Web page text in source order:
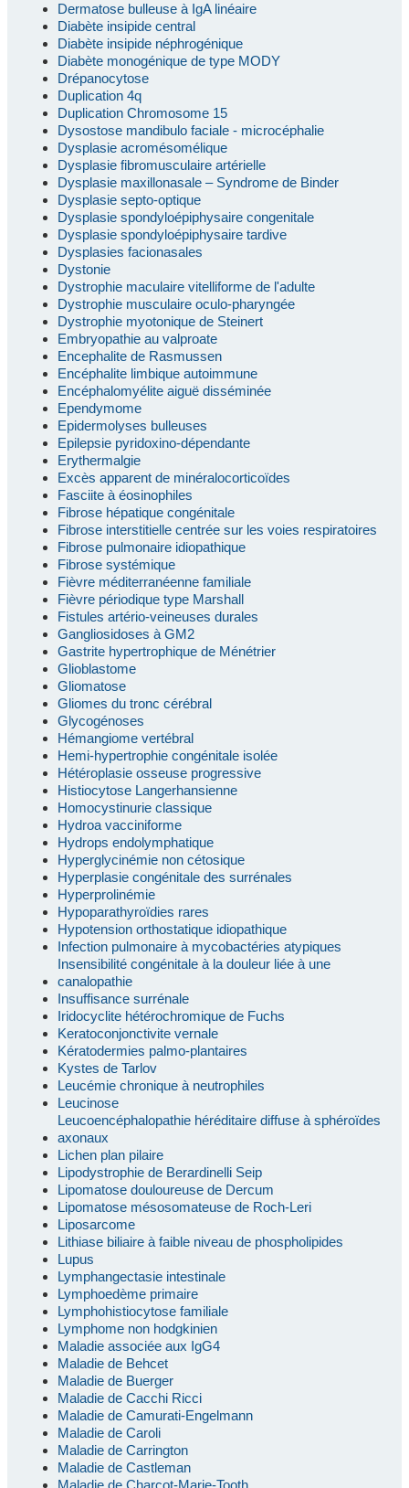
Dermatose bulleuse à IgA linéaire
Diabète insipide central
Diabète insipide néphrogénique
Diabète monogénique de type MODY
Drépanocytose
Duplication 4q
Duplication Chromosome 15
Dysostose mandibulo faciale - microcéphalie
Dysplasie acromésomélique
Dysplasie fibromusculaire artérielle
Dysplasie maxillonasale – Syndrome de Binder
Dysplasie septo-optique
Dysplasie spondyloépiphysaire congenitale
Dysplasie spondyloépiphysaire tardive
Dysplasies facionasales
Dystonie
Dystrophie maculaire vitelliforme de l'adulte
Dystrophie musculaire oculo-pharyngée
Dystrophie myotonique de Steinert
Embryopathie au valproate
Encephalite de Rasmussen
Encéphalite limbique autoimmune
Encéphalomyélite aiguë disséminée
Ependymome
Epidermolyses bulleuses
Epilepsie pyridoxino-dépendante
Erythermalgie
Excès apparent de minéralocorticoïdes
Fasciite à éosinophiles
Fibrose hépatique congénitale
Fibrose interstitielle centrée sur les voies respiratoires
Fibrose pulmonaire idiopathique
Fibrose systémique
Fièvre méditerranéenne familiale
Fièvre périodique type Marshall
Fistules artério-veineuses durales
Gangliosidoses à GM2
Gastrite hypertrophique de Ménétrier
Glioblastome
Gliomatose
Gliomes du tronc cérébral
Glycogénoses
Hémangiome vertébral
Hemi-hypertrophie congénitale isolée
Hétéroplasie osseuse progressive
Histiocytose Langerhansienne
Homocystinurie classique
Hydroa vacciniforme
Hydrops endolymphatique
Hyperglycinémie non cétosique
Hyperplasie congénitale des surrénales
Hyperprolinémie
Hypoparathyroïdies rares
Hypotension orthostatique idiopathique
Infection pulmonaire à mycobactéries atypiques
Insensibilité congénitale à la douleur liée à une
canalopathie
Insuffisance surrénale
Iridocyclite hétérochromique de Fuchs
Keratoconjonctivite vernale
Kératodermies palmo-plantaires
Kystes de Tarlov
Leucémie chronique à neutrophiles
Leucinose
Leucoencéphalopathie héréditaire diffuse à sphéroïdes
axonaux
Lichen plan pilaire
Lipodystrophie de Berardinelli Seip
Lipomatose douloureuse de Dercum
Lipomatose mésosomateuse de Roch-Leri
Liposarcome
Lithiase biliaire à faible niveau de phospholipides
Lupus
Lymphangectasie intestinale
Lymphoedème primaire
Lymphohistiocytose familiale
Lymphome non hodgkinien
Maladie associée aux IgG4
Maladie de Behcet
Maladie de Buerger
Maladie de Cacchi Ricci
Maladie de Camurati-Engelmann
Maladie de Caroli
Maladie de Carrington
Maladie de Castleman
Maladie de Charcot-Marie-Tooth